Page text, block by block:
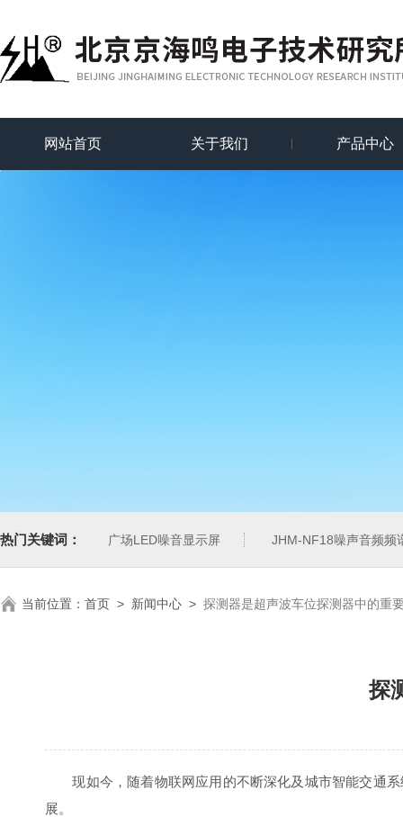
网站首页 关于我们 产品中心
热门关键词： 广场LED噪音显示屏 JHM-NF18噪声音频频
当前位置： 首页 > 新闻中心 > 探测器是超声波车位探测器中的重
探
现如今，随着物联网应用的不断深化及城市智能交通系
展。